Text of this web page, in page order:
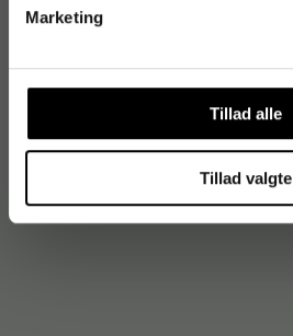
Marketing
Tillad alle
Tillad valgte